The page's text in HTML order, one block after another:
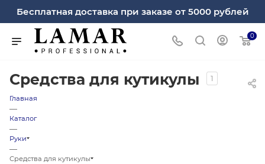
Бесплатная доставка при заказе от 5000 рублей
0
Средства для кутикулы 1
Главная
—
Каталог
—
Руки
—
Средства для кутикулы